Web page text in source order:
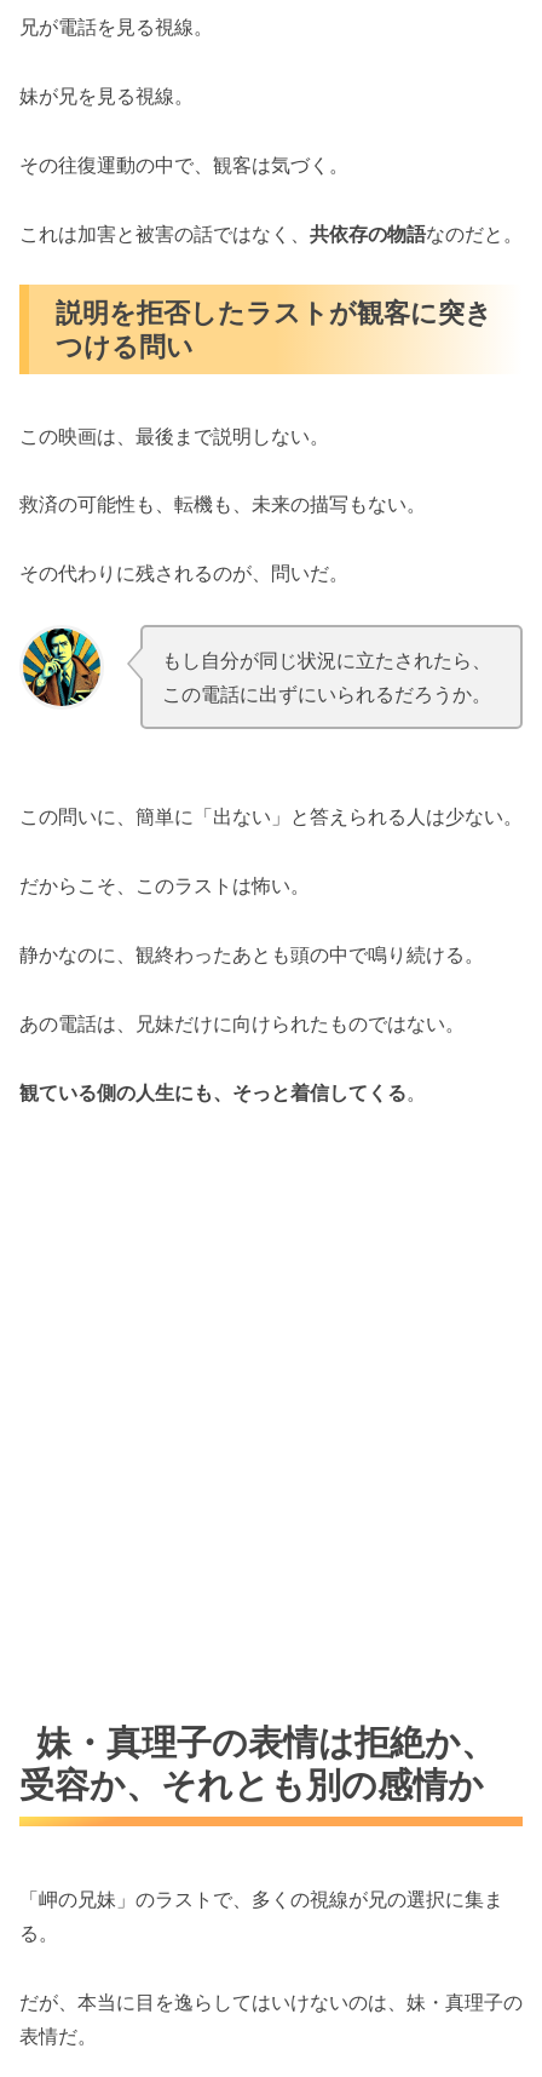
兄が電話を見る視線。
妹が兄を見る視線。
その往復運動の中で、観客は気づく。
これは加害と被害の話ではなく、 共依存の物語なのだと。
説明を拒否したラストが観客に突き
つける問い
この映画は、最後まで説明しない。
救済の可能性も、転機も、未来の描写もない。
その代わりに残されるのが、問いだ。
.
もし自分が同じ状況に立たされたら、
この電話に出ずにいられるだろうか。
.
この問いに、簡単に「出ない」と答えられる人は少ない。
だからこそ、このラストは怖い。
静かなのに、観終わったあとも頭の中で鳴り続ける。
あの電話は、兄妹だけに向けられたものではない。
観ている側の人生にも、そっと着信してくる。
妹・真理子の表情は拒絶か、
受容か、それとも別の感情か
「岬の兄妹」のラストで、多くの視線が兄の選択に集ま
る。
だが、本当に目を逸らしてはいけないのは、妹・真理子の
表情だ。